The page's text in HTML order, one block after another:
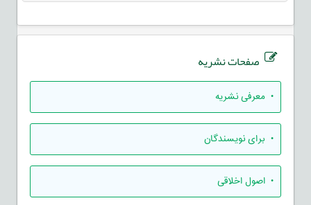
صفحات نشریه
• معرفی نشریه
• برای نویسندگان
• اصول اخلاقی